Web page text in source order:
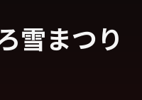
雪まつり